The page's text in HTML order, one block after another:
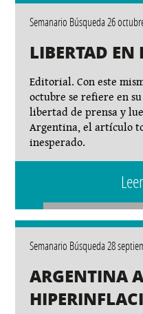
Semanario Búsqueda 26
LIBERTAD EN
Editorial. Con este
octubre se refiere en
libertad de prensa y
Argentina, el artículo
inesperado.
Semanario Búsqueda 28
ARGENTINA